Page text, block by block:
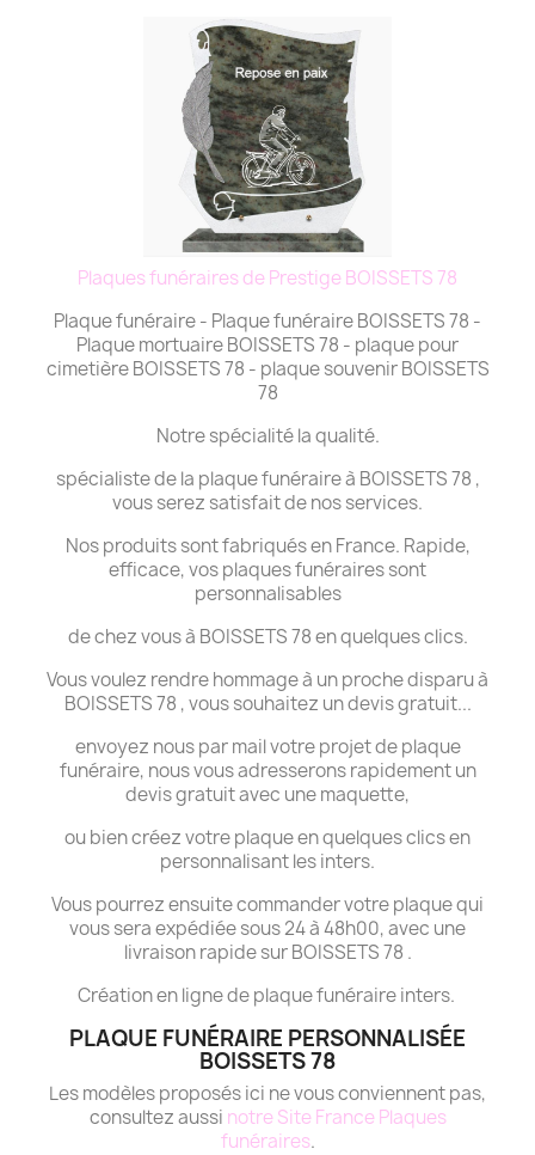
Plaques funéraires de Prestige BOISSETS 78
Plaque funéraire - Plaque funéraire BOISSETS 78 -
Plaque mortuaire BOISSETS 78 - plaque pour
cimetière BOISSETS 78 - plaque souvenir BOISSETS
78
Notre spécialité la qualité.
spécialiste de la plaque funéraire à BOISSETS 78 ,
vous serez satisfait de nos services.
Nos produits sont fabriqués en France. Rapide,
efficace, vos plaques funéraires sont
personnalisables
de chez vous à BOISSETS 78 en quelques clics.
Vous voulez rendre hommage à un proche disparu à
BOISSETS 78 , vous souhaitez un devis gratuit...
envoyez nous par mail votre projet de plaque
funéraire, nous vous adresserons rapidement un
devis gratuit avec une maquette,
ou bien créez votre plaque en quelques clics en
personnalisant les inters.
Vous pourrez ensuite commander votre plaque qui
vous sera expédiée sous 24 à 48h00, avec une
livraison rapide sur BOISSETS 78 .
Création en ligne de plaque funéraire inters.
PLAQUE FUNÉRAIRE PERSONNALISÉE
BOISSETS 78
Les modèles proposés ici ne vous conviennent pas,
consultez aussi notre Site France Plaques
funéraires.